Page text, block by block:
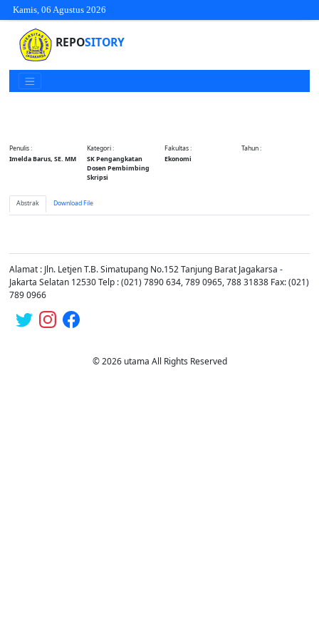
Kamis, 06 Agustus 2026
REPOSITORY
Penulis :
Imelda Barus, SE. MM
Kategori :
SK Pengangkatan
Dosen Pembimbing
Skripsi
Fakultas :
Ekonomi
Tahun :
Abstrak Download File
Alamat : Jln. Letjen T.B. Simatupang No.152 Tanjung Barat Jagakarsa -
Jakarta Selatan 12530 Telp : (021) 7890 634, 789 0965, 788 31838 Fax: (021)
789 0966
© 2026 utama All Rights Reserved